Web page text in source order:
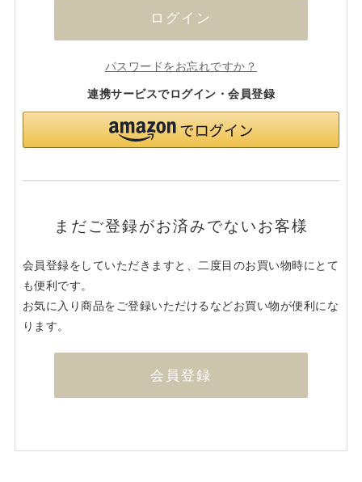
ログイン
パスワードをお忘れですか？
連携サービスでログイン・会員登録
まだご登録がお済みでないお客様
会員登録をしていただきますと、二度目のお買い物時にとて
も便利です。
お気に入り商品をご登録いただけるなどお買い物が便利にな
ります。
会員登録